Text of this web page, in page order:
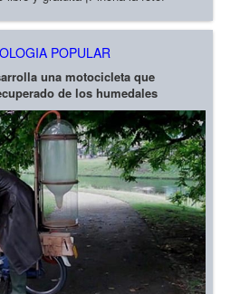
POPULAR
una motocicleta que
de los humedales